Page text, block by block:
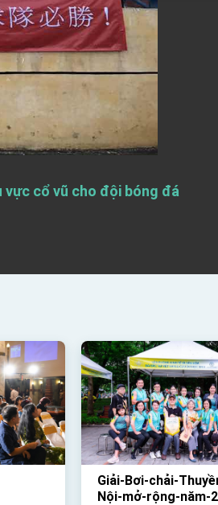
vực cổ vũ cho đội bóng đá
Giải-Bơi-chải-
Nội-mở-rộng-năm-